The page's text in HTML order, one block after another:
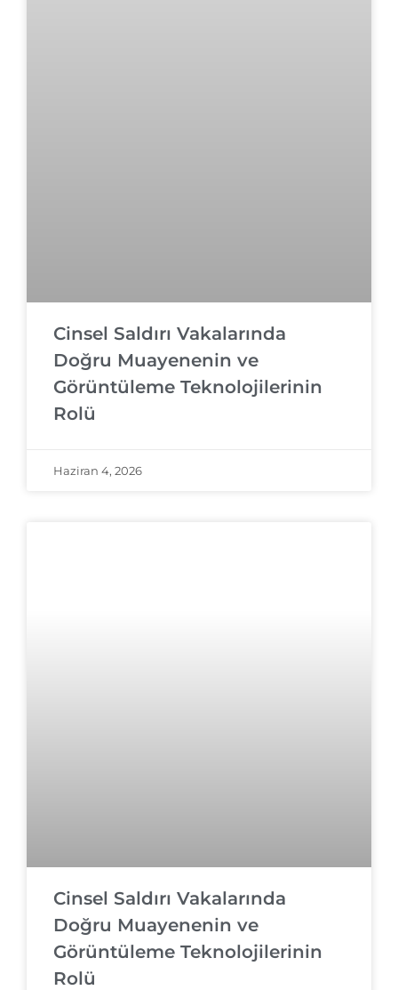
Cinsel Saldırı Vakalarında
Doğru Muayenenin ve
Görüntüleme Teknolojilerinin
Rolü
Haziran 4, 2026
Cinsel Saldırı Vakalarında
Doğru Muayenenin ve
Görüntüleme Teknolojilerinin
Rolü